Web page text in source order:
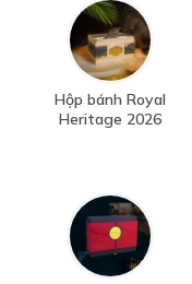
Hộp bánh Royal
Heritage 2026